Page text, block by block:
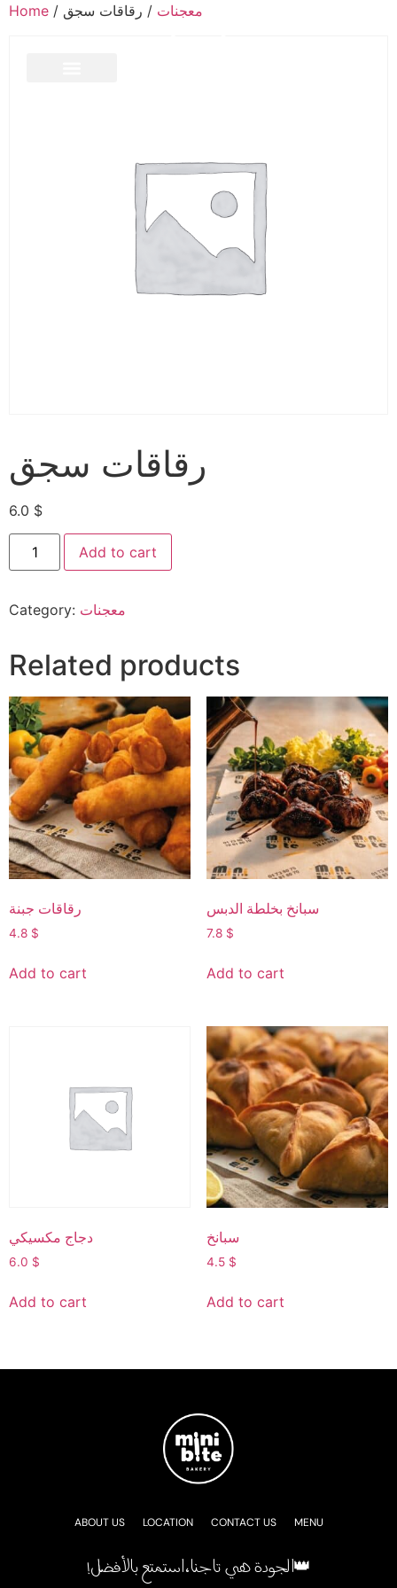
Home / معجنات / رقاقات سجق
رقاقات سجق
6.0 $
Add to cart
Category: معجنات
Related products
رقاقات جبنة
4.8 $
Add to cart
سبانخ بخلطة الدبس
7.8 $
Add to cart
دجاج مكسيكي
6.0 $
Add to cart
سبانخ
4.5 $
Add to cart
ABOUT US LOCATION CONTACT US MENU
!الجودة هي تاجنا، استمتع بالأفضل👑